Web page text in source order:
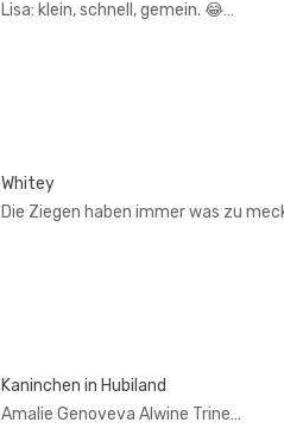
Lisa: klein, schnell, gemein. 😂…
Whitey
Die Ziegen haben immer was zu
Kaninchen in Hubiland
Amalie Genoveva Alwine Trine…